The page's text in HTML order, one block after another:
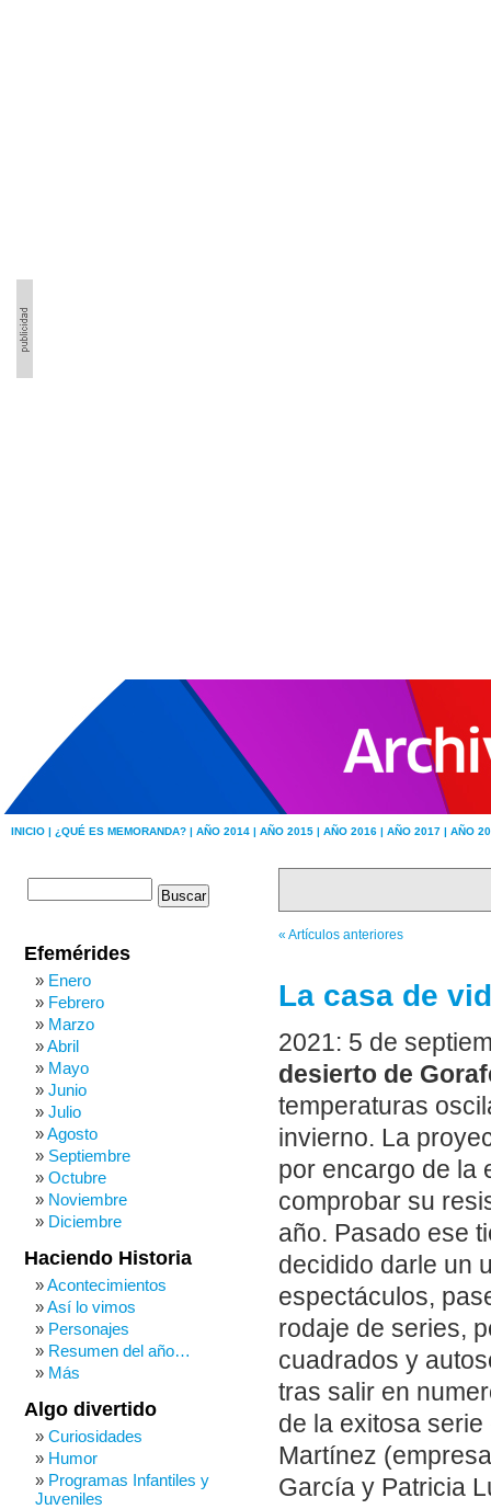
INICIO | ¿QUÉ ES MEMORANDA? | AÑO 2014 | AÑO 2015 | AÑO 2016 | AÑO 2017 | AÑO
« Artículos anteriores
La casa de
2021: 5 de
desierto de
temperaturas
invierno. La
por encargo de la
comprobar su
año. Pasado ese
decidido darle un
espectáculos,
rodaje de series,
cuadrados y
tras salir en
de la exitosa
Martínez
García y Patricia
Efemérides
Enero
Febrero
Marzo
Abril
Mayo
Junio
Julio
Agosto
Septiembre
Octubre
Noviembre
Diciembre
Haciendo Historia
Acontecimientos
Así lo vimos
Personajes
Resumen del año…
Más
Algo divertido
Curiosidades
Humor
Programas Infantiles y
Juveniles